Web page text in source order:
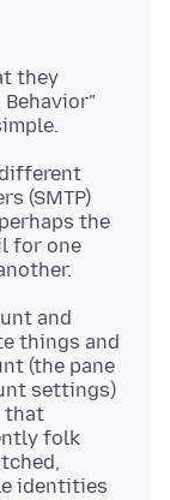
they
(SMTP)
the
for one
and
things and
(the pane
settings)
that
folk
identities